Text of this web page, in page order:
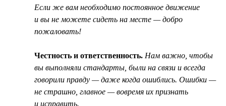
Если же вам необходимо постоянное движение
и вы не можете сидеть на месте — добро
пожаловать!
Честность и ответственность. Нам важно, чтобы
вы выполняли стандарты, были на связи и всегда
говорили правду — даже когда ошиблись. Ошибки —
не страшно, главное — вовремя их признать
и исправить.